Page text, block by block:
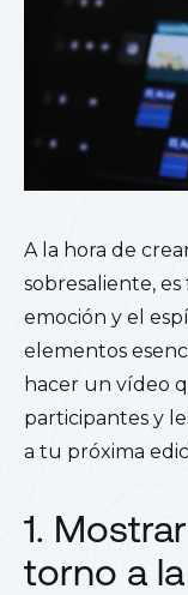
A la hora de
sobresaliente,
emoción y el
elementos
hacer un vídeo
participantes y
a tu próxima
1.
torno a